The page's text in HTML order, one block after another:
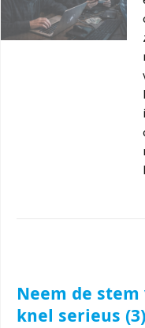
Neem de
knel serieus (3)